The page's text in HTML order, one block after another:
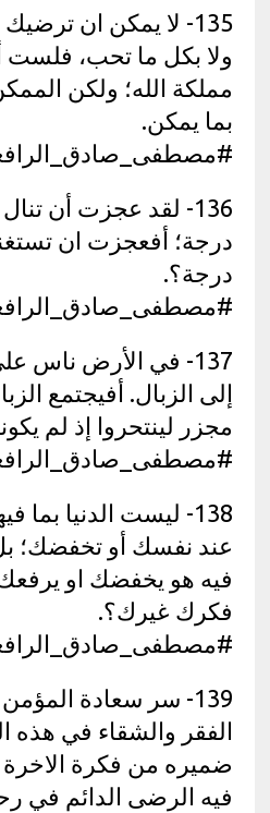
135- لا يمكن ان
ولا بكل ما تحب، فلست
مملكة الله؛ ولكن
بما يمكن.
136- لقد عجزت أن
درجة؛ أفعجزت ان
درجة؟.
137- في الأرض ناس
إلى الزبال. أفيجتمع
مجزر لينتحروا إذ لم
138- ليست الدنيا
عند نفسك أو تخفضك؛
فيه هو يخفضك او
فكرك غيرك؟.
139- سر سعادة
الفقر والشقاء في هذه
ضميره من فكرة الاخرة
فيه الرضى الدائم في